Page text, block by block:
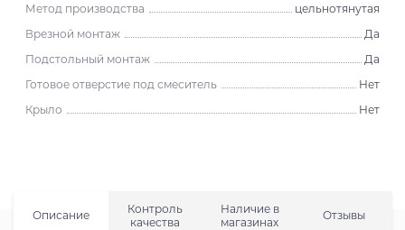
Метод производства
цельнотянутая
Врезной монтаж
Да
Подстольный монтаж
Да
Готовое отверстие под смеситель
Нет
Крыло
Нет
Описание
Контроль
качества
Наличие в
магазинах
Отзывы